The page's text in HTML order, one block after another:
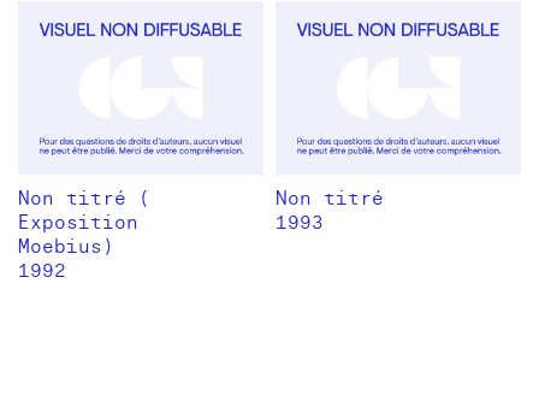
Non titré (
Exposition
Moebius)
1992
Non titré
1993